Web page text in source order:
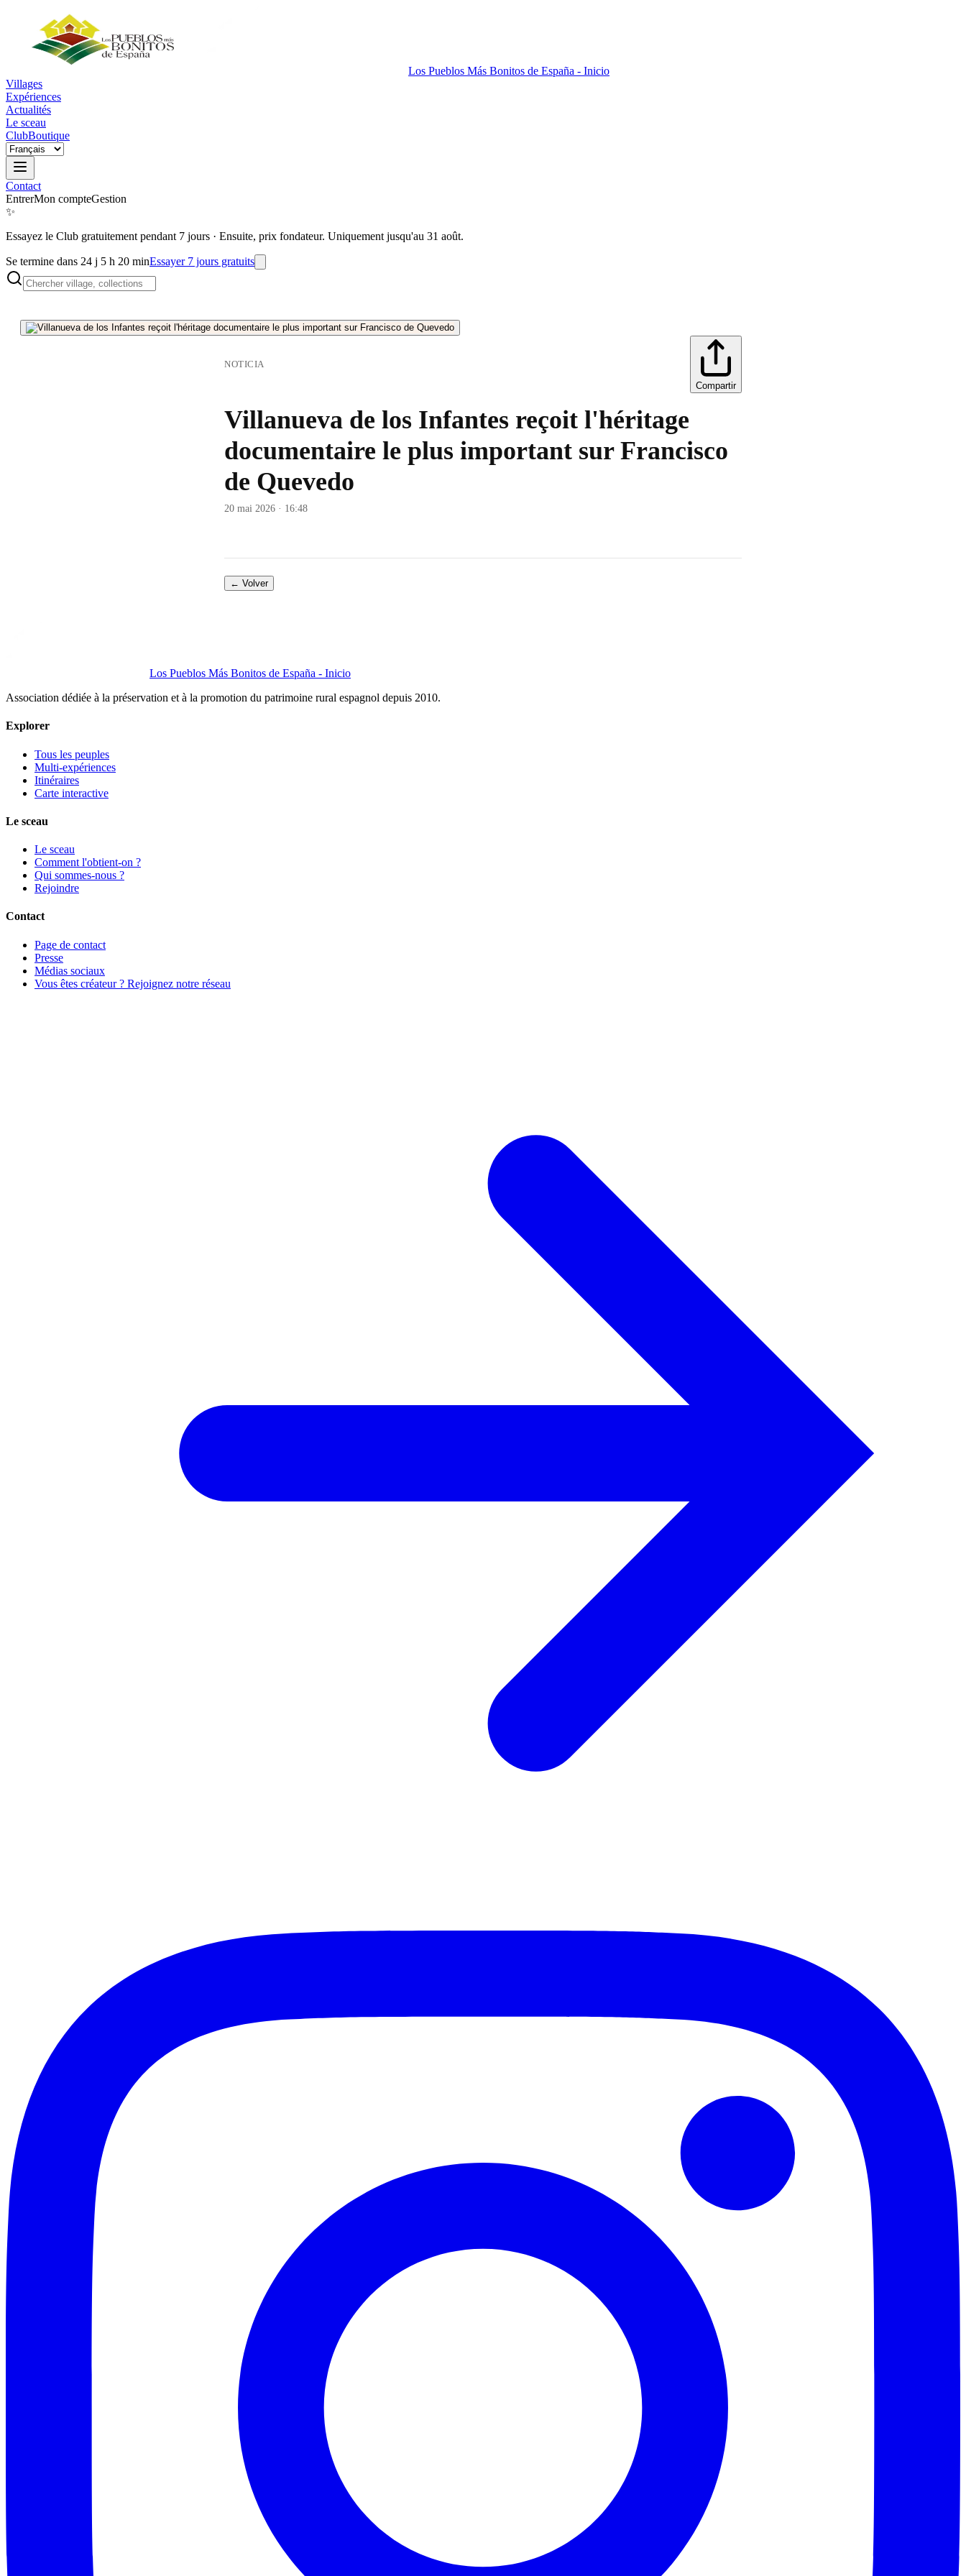
Los Pueblos Más Bonitos de España - Inicio
Villages
Expériences
Actualités
Le sceau
ClubBoutique
Contact
EntrerMon compteGestion
✨
Essayez le Club gratuitement pendant 7 jours · Ensuite, prix fondateur. Uniquement jusqu'au 31 août.
Se termine dans 24 j 5 h 20 minEssayer 7 jours gratuits
NOTICIA
Compartir
Villanueva de los Infantes reçoit l'héritage
documentaire le plus important sur Francisco
de Quevedo
20 mai 2026 · 16:48
← Volver
Los Pueblos Más Bonitos de España - Inicio
Association dédiée à la préservation et à la promotion du patrimoine rural espagnol depuis 2010.
Explorer
Tous les peuples
Multi-expériences
Itinéraires
Carte interactive
Le sceau
Le sceau
Comment l'obtient-on ?
Qui sommes-nous ?
Rejoindre
Contact
Page de contact
Presse
Médias sociaux
Vous êtes créateur ? Rejoignez notre réseau